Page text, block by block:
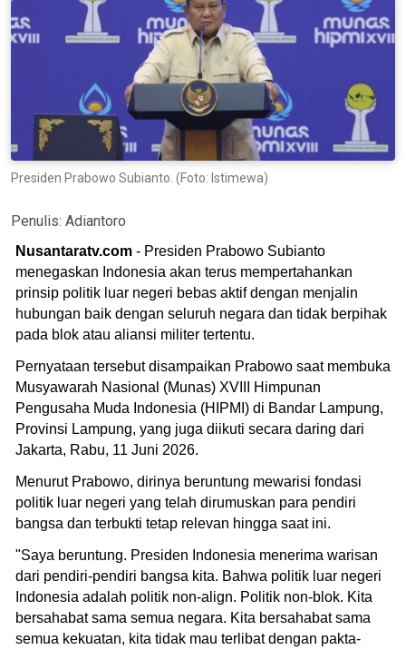
Presiden Prabowo Subianto. (Foto: Istimewa)
Penulis: Adiantoro
Nusantaratv.com - Presiden Prabowo Subianto
menegaskan Indonesia akan terus mempertahankan
prinsip politik luar negeri bebas aktif dengan menjalin
hubungan baik dengan seluruh negara dan tidak berpihak
pada blok atau aliansi militer tertentu.
Pernyataan tersebut disampaikan Prabowo saat membuka
Musyawarah Nasional (Munas) XVIII Himpunan
Pengusaha Muda Indonesia (HIPMI) di Bandar Lampung,
Provinsi Lampung, yang juga diikuti secara daring dari
Jakarta, Rabu, 11 Juni 2026.
Menurut Prabowo, dirinya beruntung mewarisi fondasi
politik luar negeri yang telah dirumuskan para pendiri
bangsa dan terbukti tetap relevan hingga saat ini.
"Saya beruntung. Presiden Indonesia menerima warisan
dari pendiri-pendiri bangsa kita. Bahwa politik luar negeri
Indonesia adalah politik non-align. Politik non-blok. Kita
bersahabat sama semua negara. Kita bersahabat sama
semua kekuatan, kita tidak mau terlibat dengan pakta-